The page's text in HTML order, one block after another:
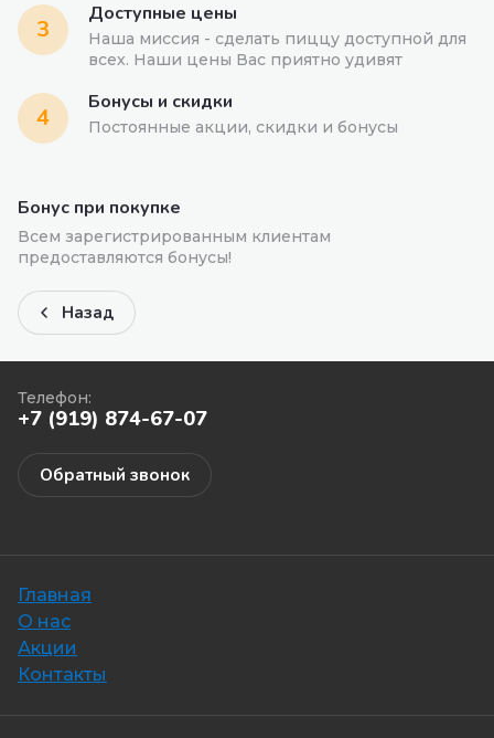
3
Доступные цены
Наша миссия - сделать пиццу доступной для
всех. Наши цены Вас приятно удивят
4
Бонусы и скидки
Постоянные акции, скидки и бонусы
Бонус при покупке
Всем зарегистрированным клиентам
предоставляются бонусы!
Назад
Телефон:
+7 (919) 874-67-07
Обратный звонок
Главная
О нас
Акции
Контакты